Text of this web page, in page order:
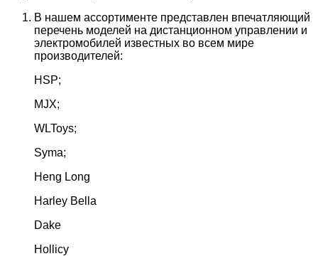
В нашем ассортименте представлен впечатляющий
перечень моделей на дистанционном управлении и
электромобилей известных во всем мире
производителей:
HSP;
MJX;
WLToys;
Syma;
Heng Long
Harley Bella
Dake
Hollicy